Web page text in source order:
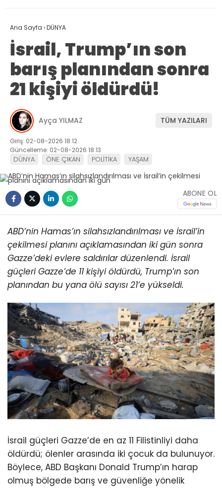
Ana Sayfa ›DÜNYA
İsrail, Trump’ın son
barış planından sonra
21 kişiyi öldürdü!
Ayça YILMAZ TÜM YAZILARI
Giriş: 02-08-2026 18:12
Güncelleme: 02-08-2026 18:13
DÜNYA ÖNE ÇIKAN POLİTİKA YAŞAM
ABONE OL
ABD’nin Hamas’ın silahsızlandırılması ve İsrail’in
çekilmesi planını açıklamasından iki gün sonra
Gazze’deki evlere saldırılar düzenlendi. İsrail
güçleri Gazze’de 11 kişiyi öldürdü, Trump’ın son
planından bu yana ölü sayısı 21’e yükseldi.
İsrail güçleri Gazze’de en az 11 Filistinliyi daha
öldürdü; ölenler arasında iki çocuk da bulunuyor.
Böylece, ABD Başkanı Donald Trump’ın harap
olmuş bölgede barış ve güvenliğe yönelik